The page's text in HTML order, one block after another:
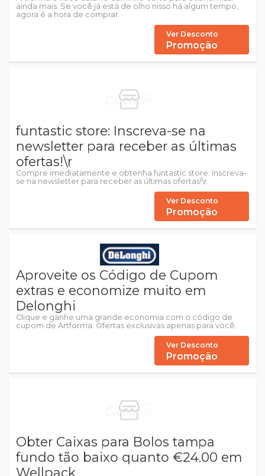
ainda mais. Se você já está de olho nisso há algum tempo,
agora é a hora de comprar.
Ver Desconto
Promoção
funtastic store: Inscreva-se na
newsletter para receber as últimas
ofertas!\r
Compre imediatamente e obtenha funtastic store: Inscreva-
se na newsletter para receber as últimas ofertas!\r.
Ver Desconto
Promoção
Aproveite os Código de Cupom
extras e economize muito em
Delonghi
Clique e ganhe uma grande economia com o código de
cupom de Artforma. Ofertas exclusivas apenas para você.
Ver Desconto
Promoção
Obter Caixas para Bolos tampa
fundo tão baixo quanto €24.00 em
Wellpack